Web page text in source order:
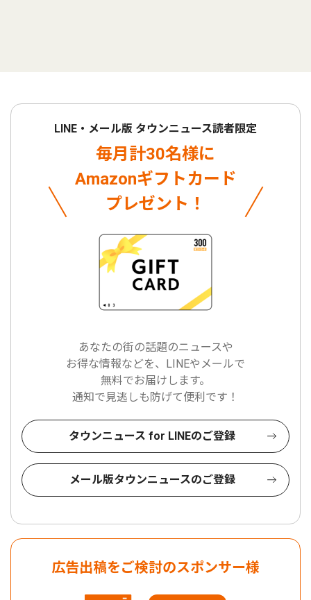
LINE・メール版 タウンニュース読者限定
毎月計30名様に
Amazonギフトカード
プレゼント！
あなたの街の話題のニュースや
お得な情報などを、LINEやメールで
無料でお届けします。
通知で見逃しも防げて便利です！
タウンニュース for LINEのご登録
メール版タウンニュースのご登録
広告出稿をご検討のスポンサー様